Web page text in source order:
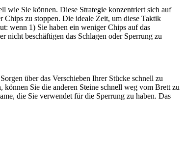
wie Sie können. Diese Strategie konzentriert sich auf
zu stoppen. Die ideale Zeit, um diese Taktik
wenn 1) Sie haben ein weniger Chips auf das
nicht beschäftigen das Schlagen oder Sperrung zu
über das Verschieben Ihrer Stücke schnell zu
Sie die anderen Steine schnell weg vom Brett zu
die Sie verwendet für die Sperrung zu haben. Das